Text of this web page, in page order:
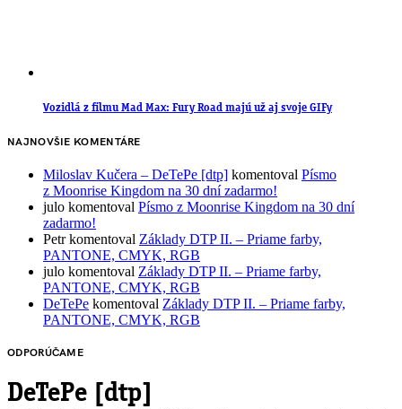
Vozidlá z filmu Mad Max: Fury Road majú už aj svoje GIFy
NAJNOVŠIE KOMENTÁRE
Miloslav Kučera – DeTePe [dtp] komentoval Písmo
z Moonrise Kingdom na 30 dní zadarmo!
julo komentoval Písmo z Moonrise Kingdom na 30 dní
zadarmo!
Petrkomentoval Základy DTP II. – Priame farby,
PANTONE, CMYK, RGB
julo komentoval Základy DTP II. – Priame farby,
PANTONE, CMYK, RGB
DeTePe komentoval Základy DTP II. – Priame farby,
PANTONE, CMYK, RGB
ODPORÚČAME
DeTePe [dtp]